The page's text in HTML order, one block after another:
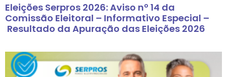
Eleições Serpros 2026: Aviso nº 14 da
Comissão Eleitoral – Informativo Especial –
Resultado da Apuração das Eleições 2026